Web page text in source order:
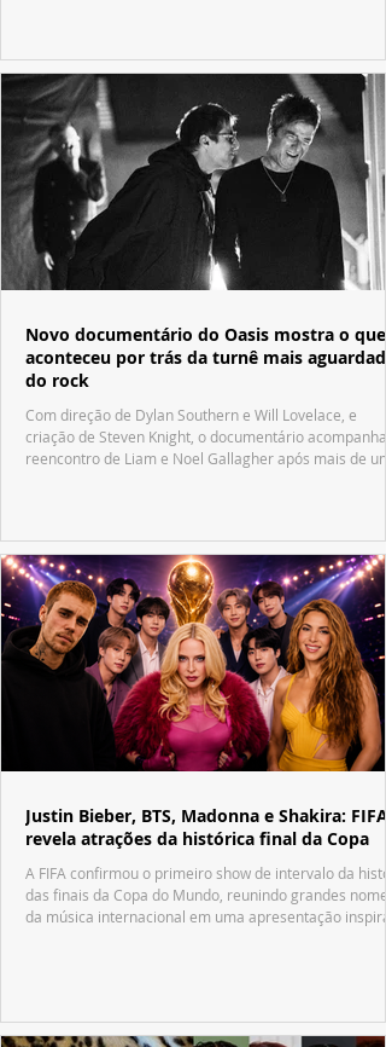
Novo documentário do Oasis mostra o que
aconteceu por trás da turnê mais aguardada
do rock
Com direção de Dylan Southern e Will Lovelace, e
criação de Steven Knight, o documentário acompanha
reencontro de Liam e Noel Gallagher após mais de
Justin Bieber, BTS, Madonna e Shakira: FIFA
revela atrações da histórica final da Copa
A FIFA confirmou o primeiro show de intervalo da
das finais da Copa do Mundo, reunindo grandes nomes
da música internacional em uma apresentação